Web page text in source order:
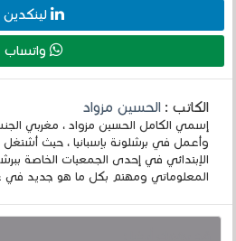
لينكدين
واتساب
الكاتب :الحسين مزواد
وأعمل في برشلونة بإسبانيا ، حيث
الإبتدائي في إحدى الجمعيات الخاصة
المعلوماتي ومهتم بكل ما هو جديد في